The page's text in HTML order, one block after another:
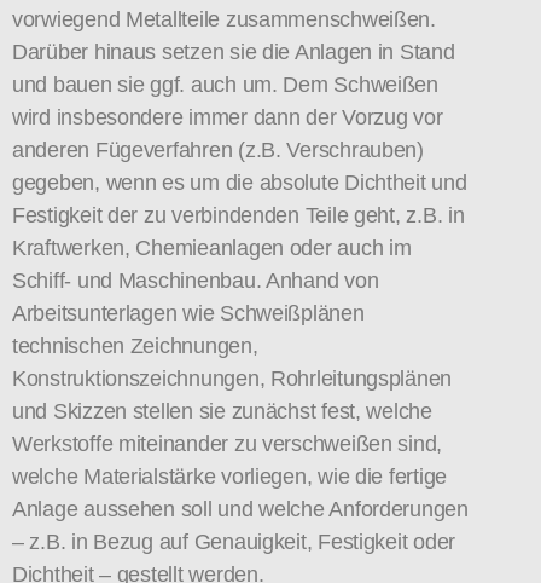
vorwiegend Metallteile zusammenschweißen.
Darüber hinaus setzen sie die Anlagen in Stand
und bauen sie ggf. auch um. Dem Schweißen
wird insbesondere immer dann der Vorzug vor
anderen Fügeverfahren (z.B. Verschrauben)
gegeben, wenn es um die absolute Dichtheit und
Festigkeit der zu verbindenden Teile geht, z.B. in
Kraftwerken, Chemieanlagen oder auch im
Schiff- und Maschinenbau. Anhand von
Arbeitsunterlagen wie Schweißplänen
technischen Zeichnungen,
Konstruktionszeichnungen, Rohrleitungsplänen
und Skizzen stellen sie zunächst fest, welche
Werkstoffe miteinander zu verschweißen sind,
welche Materialstärke vorliegen, wie die fertige
Anlage aussehen soll und welche Anforderungen
– z.B. in Bezug auf Genauigkeit, Festigkeit oder
Dichtheit – gestellt werden.